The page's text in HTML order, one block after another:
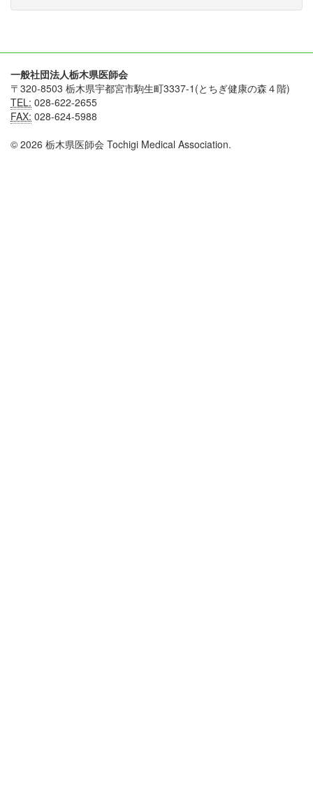
一般社団法人栃木県医師会
〒320-8503 栃木県宇都宮市駒生町3337-1(とちぎ健康の森４階)
TEL: 028-622-2655
FAX: 028-624-5988
© 2026 栃木県医師会 Tochigi Medical Association.